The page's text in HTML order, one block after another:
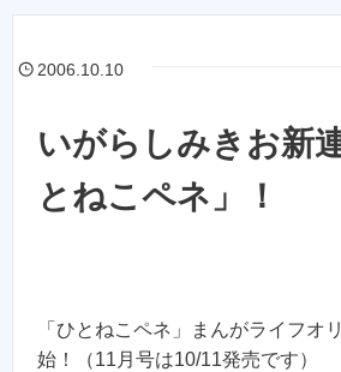
2006.10.10
いがらしみきお新
とねこペネ」！
「ひとねこペネ」まんがライフオ
始！（11月号は10/11発売です）